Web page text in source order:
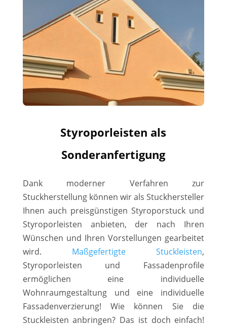
Styroporleisten als
Sonderanfertigung
Dank moderner Verfahren zur
Stuckherstellung können wir als Stuckhersteller
Ihnen auch preisgünstigen Styroporstuck und
Styroporleisten anbieten, der nach Ihren
Wünschen und Ihren Vorstellungen gearbeitet
wird. Maßgefertigte Stuckleisten,
Styroporleisten und Fassadenprofile
ermöglichen eine individuelle
Wohnraumgestaltung und eine individuelle
Fassadenverzierung! Wie können Sie die
Stuckleisten anbringen? Das ist doch einfach!